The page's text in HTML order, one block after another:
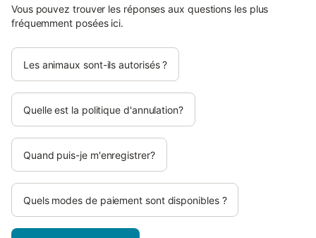
Vous pouvez trouver les réponses aux questions les plus
fréquemment posées ici.
Les animaux sont-ils autorisés ?
Quelle est la politique d'annulation?
Quand puis-je m'enregistrer?
Quels modes de paiement sont disponibles ?